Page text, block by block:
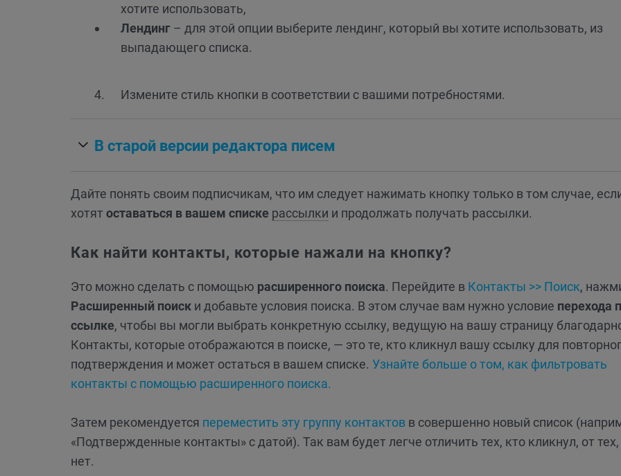
хотите использовать,
Лендинг – для этой опции выберите лендинг, который вы хотите использовать, из
выпадающего списка.
Измените стиль кнопки в соответствии с вашими потребностями.
В старой версии редактора писем
Дайте понять своим подписчикам, что им следует нажимать кнопку только в том случае,
хотятоставаться в вашем списке рассылки и продолжать получать рассылки.
Как найти контакты, которые нажали на кнопку?
Это можно сделать с помощью расширенного поиска. Перейдите в Контакты >> Поиск,
Расширенный поиск и добавьте условия поиска. В этом случае вам нужно условие перехода
ссылке, чтобы вы могли выбрать конкретную ссылку, ведущую на вашу страницу
Контакты, которые отображаются в поиске, — это те, кто кликнул вашу ссылку для
подтверждения и может остаться в вашем списке. Узнайте больше о том, как фильтровать
контакты с помощью расширенного поиска.
Затем рекомендуется переместить эту группу контактов в совершенно новый список
«Подтвержденные контакты» с датой). Так вам будет легче отличить тех, кто кликнул, от
нет.